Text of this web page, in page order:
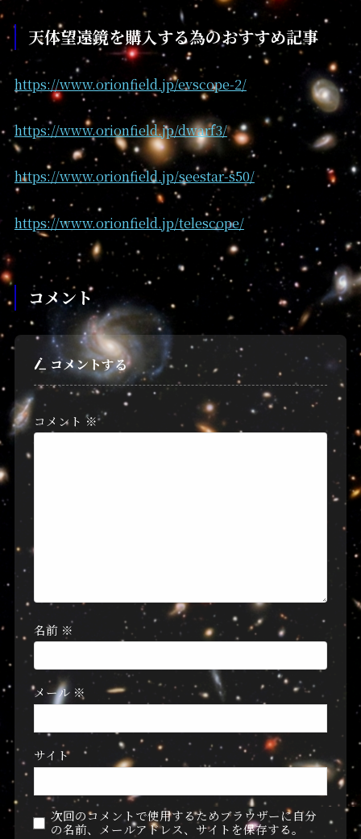
天体望遠鏡を購入する為のおすすめ記事
https://www.orionfield.jp/evscope-2/
https://www.orionfield.jp/dwarf3/
https://www.orionfield.jp/seestar-s50/
https://www.orionfield.jp/telescope/
コメント
コメントする
コメント※
名前 ※
メール ※
サイト
次回のコメントで使用するためブラウザーに自分
の名前、メールアドレス、サイトを保存する。